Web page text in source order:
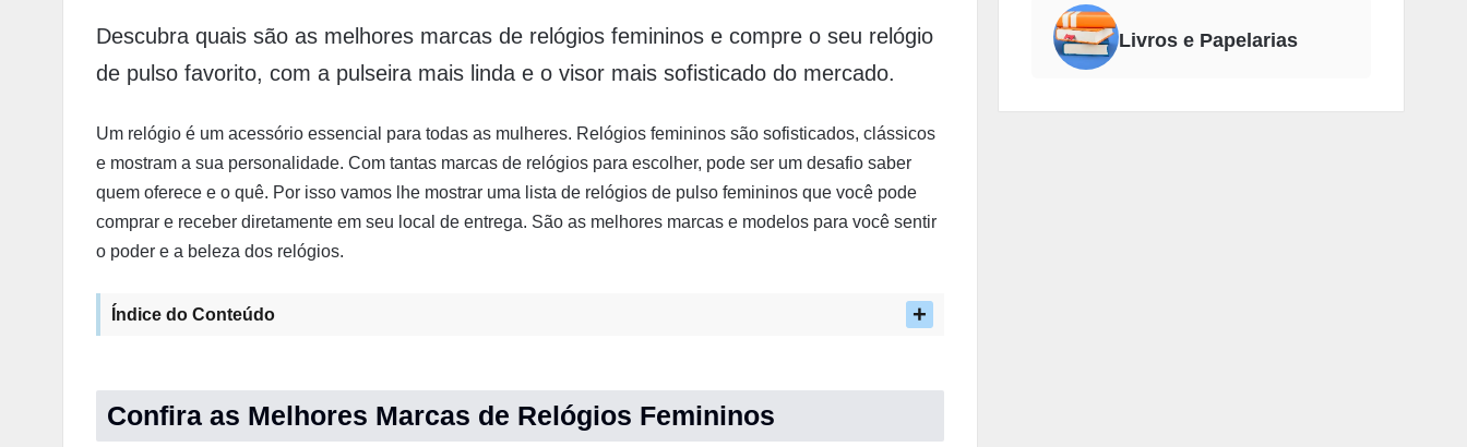
Descubra quais são as melhores marcas de relógios femininos e compre o seu relógio
de pulso favorito, com a pulseira mais linda e o visor mais sofisticado do mercado.
Um relógio é um acessório essencial para todas as mulheres. Relógios femininos são sofisticados, clássicos
e mostram a sua personalidade. Com tantas marcas de relógios para escolher, pode ser um desafio saber
quem oferece e o quê. Por isso vamos lhe mostrar uma lista de relógios de pulso femininos que você pode
comprar e receber diretamente em seu local de entrega. São as melhores marcas e modelos para você sentir
o poder e a beleza dos relógios.
Índice do Conteúdo
Confira as Melhores Marcas de Relógios Femininos
Livros e Papelarias